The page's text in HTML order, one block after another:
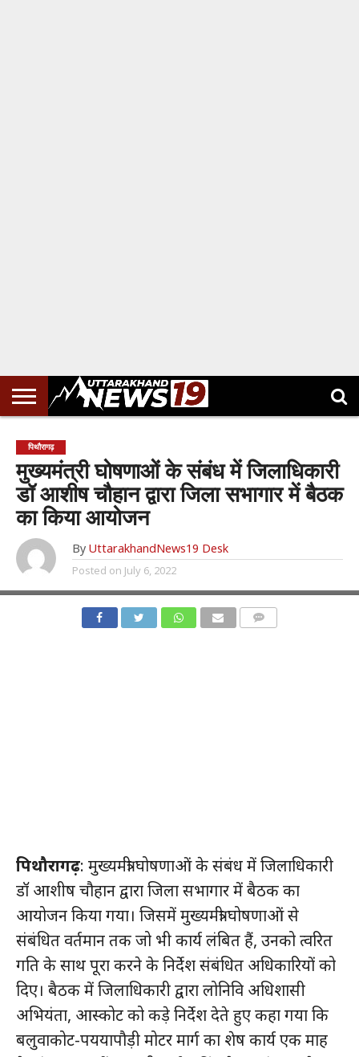
पिथौरागढ़
मुख्यमंत्री घोषणाओं के संबंध में जिलाधिकारी
डॉ आशीष चौहान द्वारा जिला सभागार में बैठक
का किया आयोजन
By UttarakhandNews19 Desk
Posted on July 6, 2022
पिथौरागढ़: मुख्यमंत्री घोषणाओं के संबंध में जिलाधिकारी
डॉ आशीष चौहान द्वारा जिला सभागार में बैठक का
आयोजन किया गया। जिसमें मुख्यमंत्री घोषणाओं से
संबंधित वर्तमान तक जो भी कार्य लंबित हैं, उनको त्वरित
गति के साथ पूरा करने के निर्देश संबंधित अधिकारियों को
दिए। बैठक में जिलाधिकारी द्वारा लोनिवि अधिशासी
अभियंता, आस्कोट को कड़े निर्देश देते हुए कहा गया कि
बलुवाकोट-पययापौड़ी मोटर मार्ग का शेष कार्य एक माह